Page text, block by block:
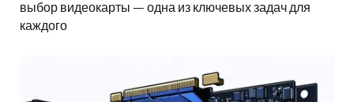
выбор видеокарты — одна из ключевых задач для
каждого